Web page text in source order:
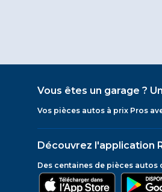
Vous êtes un garage ?
Vos pièces autos à prix Pros
Découvrez l'application
Des centaines de pièces autos